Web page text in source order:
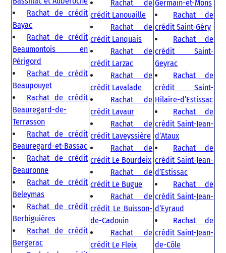
Rachat de crédit
Bayac
Rachat de crédit
Beaumontois en
Périgord
Rachat de crédit
Beaupouyet
Rachat de crédit
Beauregard-de-
Terrasson
Rachat de crédit
Beauregard-et-Bassac
Rachat de crédit
Beauronne
Rachat de crédit
Beleymas
Rachat de crédit
Berbiguières
Rachat de crédit
Bergerac
Rachat de
crédit Lanouaille
Rachat de
crédit Lanquais
Rachat de
crédit Larzac
Rachat de
crédit Lavalade
Rachat de
crédit Lavaur
Rachat de
crédit Laveyssière
Rachat de
crédit Le Bourdeix
Rachat de
crédit Le Bugue
Rachat de
crédit Le Buisson-
de-Cadouin
Rachat de
crédit Le Fleix
Germain-et-Mons
Rachat de
crédit Saint-Géry
Rachat de
crédit Saint-
Geyrac
Rachat de
crédit Saint-
Hilaire-d’Estissac
Rachat de
crédit Saint-Jean-
d’Ataux
Rachat de
crédit Saint-Jean-
d’Estissac
Rachat de
crédit Saint-Jean-
d’Eyraud
Rachat de
crédit Saint-Jean-
de-Côle